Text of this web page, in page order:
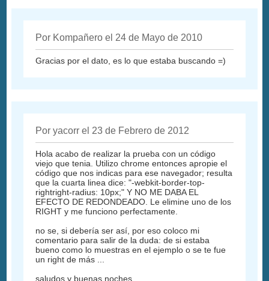
Por Kompañero el 24 de Mayo de 2010
Gracias por el dato, es lo que estaba buscando =)
Por yacorr el 23 de Febrero de 2012
Hola acabo de realizar la prueba con un código
viejo que tenia. Utilizo chrome entonces apropie el
código que nos indicas para ese navegador; resulta
que la cuarta linea dice: "-webkit-border-top-
rightright-radius: 10px;" Y NO ME DABA EL
EFECTO DE REDONDEADO. Le elimine uno de los
RIGHT y me funciono perfectamente.
no se, si debería ser así, por eso coloco mi
comentario para salir de la duda: de si estaba
bueno como lo muestras en el ejemplo o se te fue
un right de más ...
saludos y buenas noches...